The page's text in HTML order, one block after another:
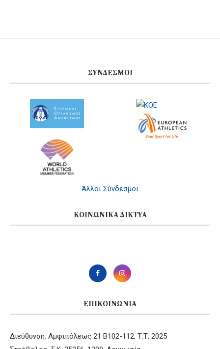
ΣΎΝΔΕΣΜΟΙ
Άλλοι Σύνδεσμοι
ΚΟΙΝΩΝΙΚΆ ΔΊΚΤΥΑ
ΕΠΙΚΟΙΝΩΝΊΑ
Διεύθυνση: Αμφιπόλεως 21 B102-112, Τ.Τ. 2025